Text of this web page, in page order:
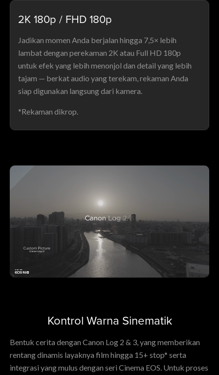
2K 180p / FHD 180p
Jadikan momen Anda berjalan hingga 7,5× lebih
lambat dengan perekaman 2K atau Full HD 180p
untuk efek yang lebih menonjol dan detail yang lebih
tajam — berkat audio yang terekam, rekaman Anda
siap digunakan langsung dari kamera.
*Rekaman dikrop.
Kontrol Warna Sinematik
Bentuk cerita dengan Canon Log 2 & 3, yang memberikan
rentang dinamis layaknya film hingga 15+ stop* serta
integrasi yang mulus dengan seri Cinema EOS. Untuk proses